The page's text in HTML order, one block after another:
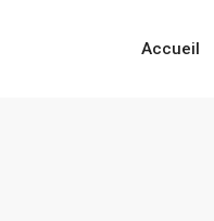
Accueil